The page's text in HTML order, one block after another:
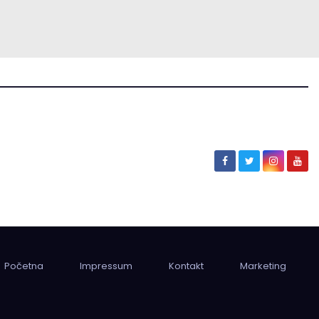
Početna Impressum Kontakt Marketing